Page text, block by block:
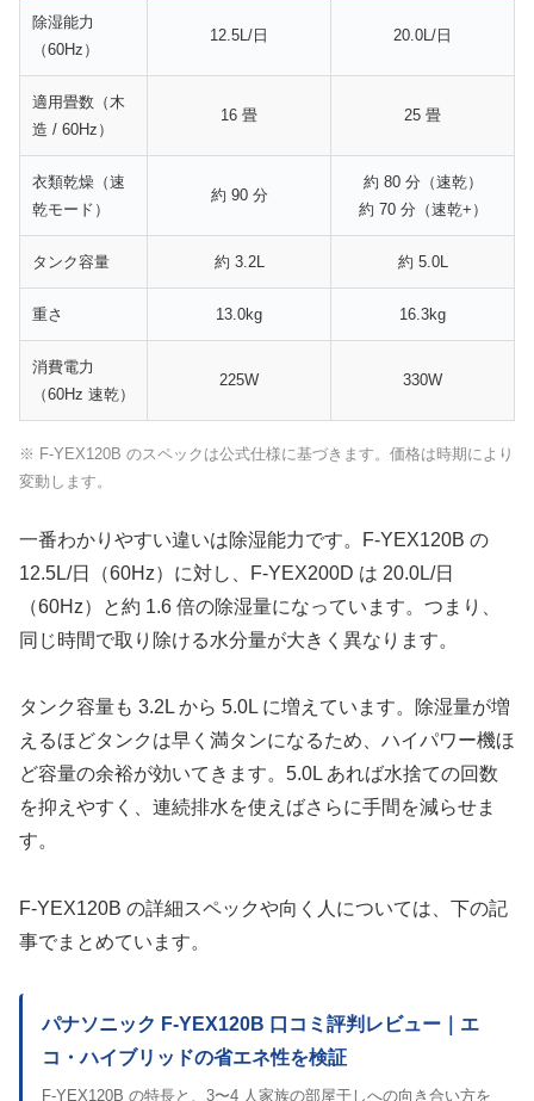
除湿能力
（60Hz）
12.5L/日 20.0L/日
適用畳数（木
造 / 60Hz）
16 畳 25 畳
衣類乾燥（速
乾モード）
約 90 分
約 80 分（速乾）
約 70 分（速乾+）
タンク容量 約 3.2L 約 5.0L
重さ 13.0kg 16.3kg
消費電力
（60Hz 速乾）
225W 330W
※ F-YEX120B のスペックは公式仕様に基づきます。価格は時期により
変動します。
一番わかりやすい違いは除湿能力です。F-YEX120B の
12.5L/日（60Hz）に対し、F-YEX200D は 20.0L/日
（60Hz）と約 1.6 倍の除湿量になっています。つまり、
同じ時間で取り除ける水分量が大きく異なります。
タンク容量も 3.2L から 5.0L に増えています。除湿量が増
えるほどタンクは早く満タンになるため、ハイパワー機ほ
ど容量の余裕が効いてきます。5.0L あれば水捨ての回数
を抑えやすく、連続排水を使えばさらに手間を減らせま
す。
F-YEX120B の詳細スペックや向く人については、下の記
事でまとめています。
パナソニック F-YEX120B 口コミ評判レビュー｜エ
コ・ハイブリッドの省エネ性を検証
F-YEX120B の特長と、3〜4 人家族の部屋干しへの向き合い方を